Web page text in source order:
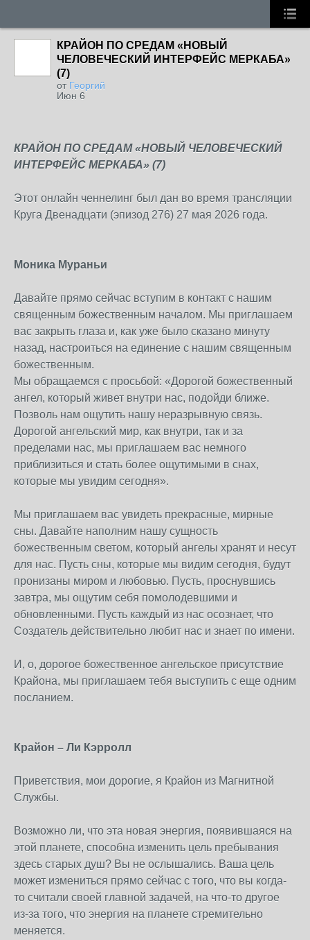
КРАЙОН ПО СРЕДАМ «НОВЫЙ
ЧЕЛОВЕЧЕСКИЙ ИНТЕРФЕЙС МЕРКАБА»
(7)
от Георгий
Июн 6
КРАЙОН ПО СРЕДАМ «НОВЫЙ ЧЕЛОВЕЧЕСКИЙ
ИНТЕРФЕЙС МЕРКАБА» (7)
Этот онлайн ченнелинг был дан во время трансляции
Круга Двенадцати (эпизод 276) 27 мая 2026 года.
Моника Мураньи
Давайте прямо сейчас вступим в контакт с нашим
священным божественным началом. Мы приглашаем
вас закрыть глаза и, как уже было сказано минуту
назад, настроиться на единение с нашим священным
божественным.
Мы обращаемся с просьбой: «Дорогой божественный
ангел, который живет внутри нас, подойди ближе.
Позволь нам ощутить нашу неразрывную связь.
Дорогой ангельский мир, как внутри, так и за
пределами нас, мы приглашаем вас немного
приблизиться и стать более ощутимыми в снах,
которые мы увидим сегодня».
Мы приглашаем вас увидеть прекрасные, мирные
сны. Давайте наполним нашу сущность
божественным светом, который ангелы хранят и несут
для нас. Пусть сны, которые мы видим сегодня, будут
пронизаны миром и любовью. Пусть, проснувшись
завтра, мы ощутим себя помолодевшими и
обновленными. Пусть каждый из нас осознает, что
Создатель действительно любит нас и знает по имени.
И, о, дорогое божественное ангельское присутствие
Крайона, мы приглашаем тебя выступить с еще одним
посланием.
Крайон – Ли Кэрролл
Приветствия, мои дорогие, я Крайон из Магнитной
Службы.
Возможно ли, что эта новая энергия, появившаяся на
этой планете, способна изменить цель пребывания
здесь старых душ? Вы не ослышались. Ваша цель
может измениться прямо сейчас с того, что вы когда-
то считали своей главной задачей, на что-то другое
из-за того, что энергия на планете стремительно
меняется.